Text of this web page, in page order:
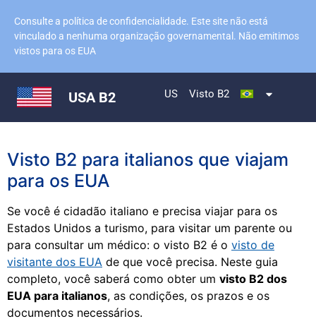
Consulte a política de confidencialidade. Este site não está
vinculado a nenhuma organização governamental. Não emitimos
vistos para os EUA
USA B2 US Visto B2
Visto B2 para italianos que viajam
para os EUA
Se você é cidadão italiano e precisa viajar para os
Estados Unidos a turismo, para visitar um parente ou
para consultar um médico: o visto B2 é o visto de
visitante dos EUA de que você precisa. Neste guia
completo, você saberá como obter um visto B2 dos
EUA para italianos, as condições, os prazos e os
documentos necessários.